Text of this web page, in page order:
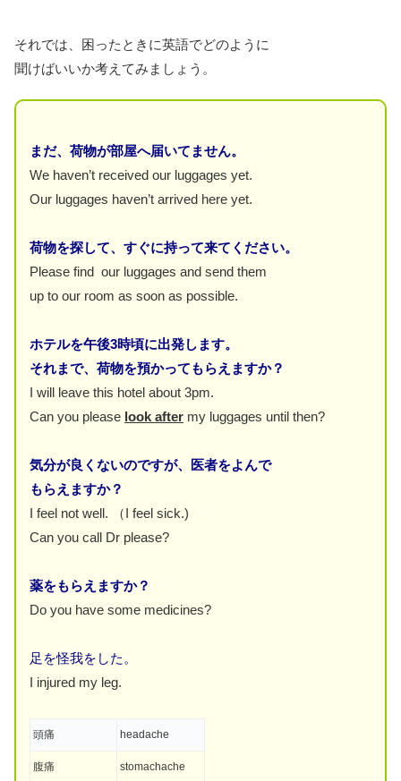
それでは、困ったときに英語でどのように
聞けばいいか考えてみましょう。
まだ、荷物が部屋へ届いてません。
We haven’t received our luggages yet.
Our luggages haven’t arrived here yet.
荷物を探して、すぐに持って来てください。
Please find our luggages and send them
up to our room as soon as possible.
ホテルを午後3時頃に出発します。
それまで、荷物を預かってもらえますか？
I will leave this hotel about 3pm.
Can you please look after my luggages until then?
気分が良くないのですが、医者をよんで
もらえますか？
I feel not well. （I feel sick.)
Can you call Dr please?
薬をもらえますか？
Do you have some medicines?
足を怪我をした。
I injured my leg.
頭痛 headache
腹痛 stomachache